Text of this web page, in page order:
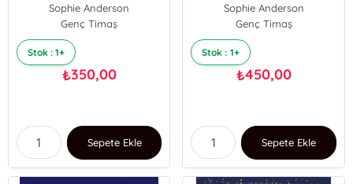
Sophie Anderson
Genç Timaş
Stok : 1+
₺350,00
Sepete Ekle
Sophie Anderson
Genç Timaş
Stok : 1+
₺450,00
Sepete Ekle